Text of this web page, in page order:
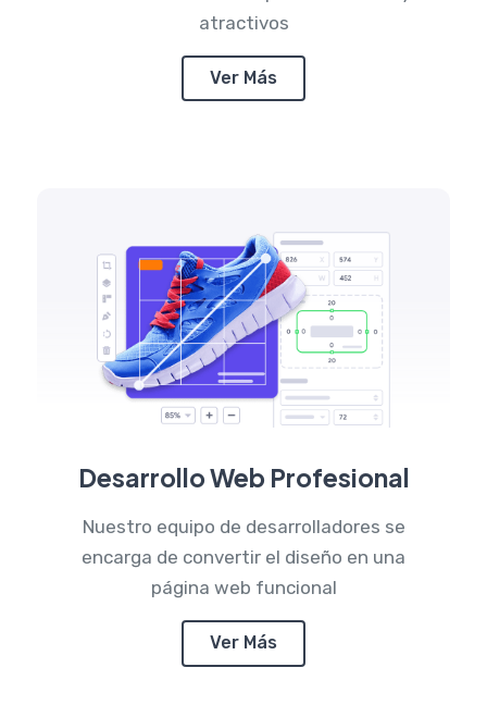
atractivos
Ver Más
Desarrollo Web Profesional
Nuestro equipo de desarrolladores se
encarga de convertir el diseño en una
página web funcional
Ver Más